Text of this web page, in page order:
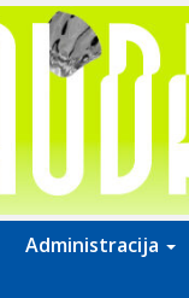
Administracija